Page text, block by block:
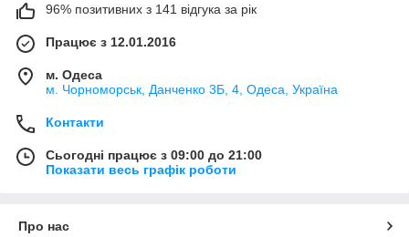
96% позитивних з 141 відгука за рік
Працює з 12.01.2016
м. Одеса
м. Чорноморськ, Данченко 3Б, 4, Одеса, Україна
Контакти
Сьогодні працює з 09:00 до 21:00
Показати весь графік роботи
Про нас